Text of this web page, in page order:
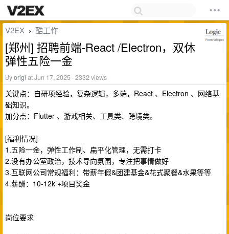
V2EX › 酷工作
[郑州] 招聘前端-React /Electron，双休
弹性五险一金
Byorigi at Jun 17, 2025 · 2332 views
关键点：自研项经验，复杂逻辑，多端，React 、Electron 、网络基
础知识。
加分点：Flutter 、游戏相关、工具类、跨境类。
[福利情况]
1.五险一金，弹性工作制、扁平化管理，无需打卡
2.没有办公室政治，技术导向氛围，专注把事情做好
3.互联网公司常规福利：带薪年假&团建基金&花式聚餐&水果等等
4.薪酬：10-12k +项目奖金
岗位要求